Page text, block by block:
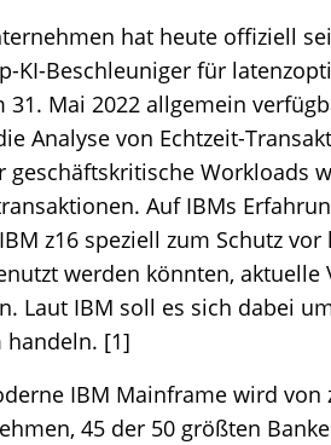
hat heute offiziell
KI-Beschleuniger für
31. Mai 2022 allgemein
Analyse von Echtzeit-
geschäftskritische Workloads
Auf IBMs
z16 speziell zum Schutz
werden könnten,
Laut IBM soll es sich dabei
handeln. [1]
IBM Mainframe wird von
45 der 50 größten